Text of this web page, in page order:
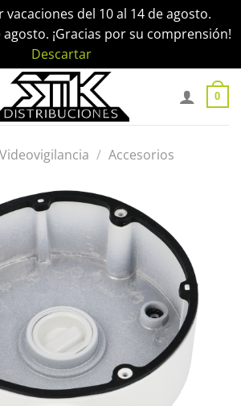
del 10 al 14 de agosto.
¡Gracias por su comprensión!
Descartar
0
Videovigilancia / Accesorios